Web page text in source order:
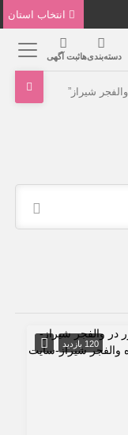
دسته‌بندی‌هاثبت آگهی
شیراز”
120 بازدید